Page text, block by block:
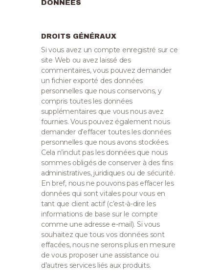
DONNÉES
DROITS GÉNÉRAUX
Si vous avez un compte enregistré sur ce
site Web ou avez laissé des
commentaires, vous pouvez demander
un fichier exporté des données
personnelles que nous conservons, y
compris toutes les données
supplémentaires que vous nous avez
fournies.Vous pouvez également nous
demander d’effacer toutes les données
personnelles que nous avons stockées.
Cela n’inclut pas les données que nous
sommes obligés de conserver à des fins
administratives, juridiques ou de sécurité.
En bref, nous ne pouvons pas effacer les
données qui sont vitales pour vous en
tant que client actif (c’est-à-dire les
informations de base sur le compte
comme une adresse e-mail). Si vous
souhaitez que tous vos données sont
effacées, nous ne serons plus en mesure
de vous proposer une assistance ou
d’autres services liés aux produits.